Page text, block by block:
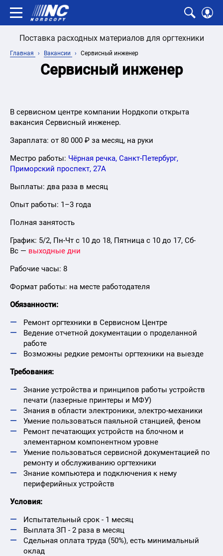
Поставка расходных материалов для оргтехники
Главная Вакансии Сервисный инженер
Сервисный инженер
В сервисном центре компании Нордкопи открыта
вакансия Сервисный инженер.
Зараплата: от 80 000 ₽ за месяц, на руки
Местро работы: Чёрная речка, Санкт-Петербург,
Приморский проспект, 27А
Выплаты: два раза в месяц
Опыт работы: 1–3 года
Полная занятость
График: 5/2, Пн-Чт с 10 до 18, Пятница с 10 до 17, Сб-
Вс — выходные дни
Рабочие часы: 8
Формат работы: на месте работодателя
Обязанности:
Ремонт оргтехники в Сервисном Центре
Ведение отчетной документации о проделанной
работе
Возможны редкие ремонты оргтехники на выезде
Требования:
Знание устройства и принципов работы устройств
печати (лазерные принтеры и МФУ)
Знания в области электроники, электро-механики
Умение пользоваться паяльной станцией, феном
Ремонт печатающих устройств на блочном и
элементарном компонентном уровне
Умение пользоваться сервисной документацией по
ремонту и обслуживанию оргтехники
Знание компьютера и подключения к нему
периферийных устройств
Условия:
Испытательный срок - 1 месяц
Выплата ЗП - 2 раза в месяц
Сдельная оплата труда (50%), есть минимальный
оклад